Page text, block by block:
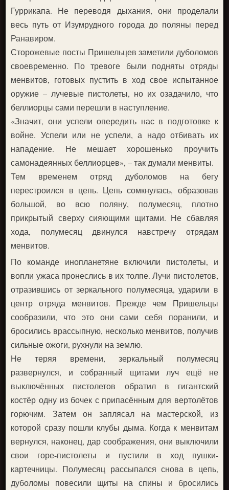
Гуррикапа. Не переводя дыхания, они проделали
весь путь от Изумрудного города до поляны перед
Ранавиром.
Сторожевые посты Пришельцев заметили дуболомов
своевременно. По тревоге были подняты отряды
менвитов, готовых пустить в ход свое испытанное
оружие – лучевые пистолеты, но их озадачило, что
беллиорцы сами перешли в наступление.
«Значит, они успели опередить нас в подготовке к
войне. Успели или не успели, а надо отбивать их
нападение. Не мешает хорошенько проучить
самонадеянных беллиорцев», – так думали менвиты.
Тем временем отряд дуболомов на бегу
перестроился в цепь. Цепь сомкнулась, образовав
большой, во всю поляну, полумесяц, плотно
прикрытый сверху сияющими щитами. Не сбавляя
хода, полумесяц двинулся навстречу отрядам
менвитов.
По команде инопланетяне включили пистолеты, и
вопли ужаса пронеслись в их толпе. Лучи пистолетов,
отразившись от зеркального полумесяца, ударили в
центр отряда менвитов. Прежде чем Пришельцы
сообразили, что это они сами себя поранили, и
бросились врассыпную, несколько менвитов, получив
сильные ожоги, рухнули на землю.
Не теряя времени, зеркальный полумесяц
развернулся, и собранный щитами луч ещё не
выключённых пистолетов обратил в гигантский
костёр одну из бочек с припасённым для вертолётов
горючим. Затем он заплясал на мастерской, из
которой сразу пошли клубы дыма. Когда к менвитам
вернулся, наконец, дар соображения, они выключили
свои горе-пистолеты и пустили в ход пушки-
картечницы. Полумесяц рассыпался снова в цепь,
дуболомы повесили щиты на спины и бросились